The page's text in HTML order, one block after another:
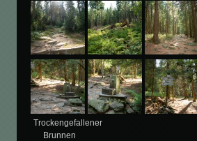
Trockengefallener
Brunnen